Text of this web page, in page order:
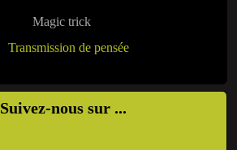
Transmission de pensée
Suivez-nous sur ...